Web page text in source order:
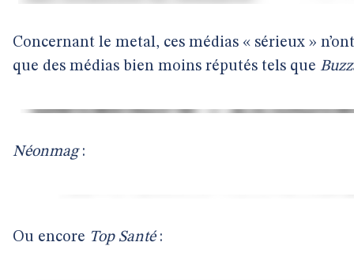
Concernant le metal, ces médias « sérieux »
que des médias bien moins réputés tels que
Néonmag:
Ou encore Top Santé: